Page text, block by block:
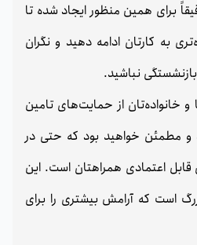
برای همین منظور ایجاد شده تا
به کارتان ادامه دهید و نگران
نباشید.
و خانواده‌تان از حمایت‌های تامین
و مطمئن خواهید بود که حتی در
اعتمادی همراهتان است. این
است که آرامش بیشتری را برای